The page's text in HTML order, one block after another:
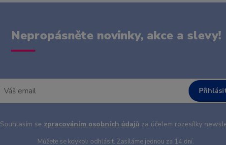
Nepropásněte novinky, akce a slevy!
Souhlasím se zpracováním osobních údajů za účelem rozesílky
Můžete se kdykoli odhlásit. Zasíláme jednou za 14 dní.